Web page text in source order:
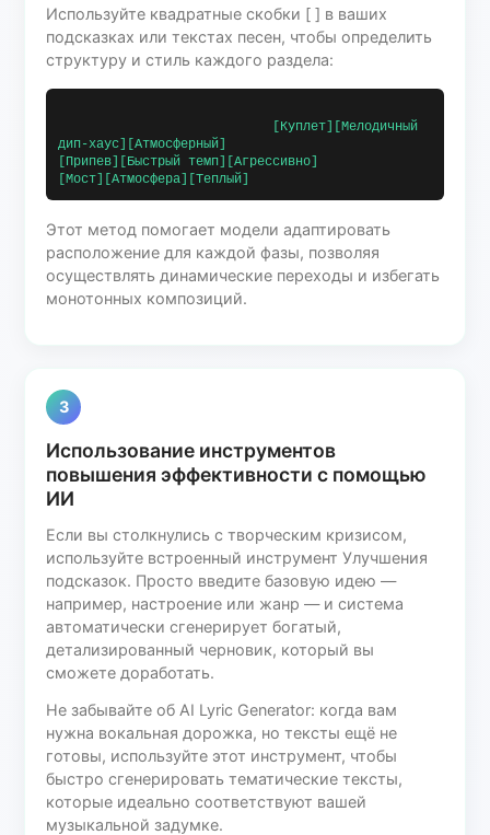
Используйте квадратные скобки [ ] в ваших
подсказках или текстах песен, чтобы определить
структуру и стиль каждого раздела:
дип-хаус][Атмосферный]
[Припев][Быстрый темп][Агрессивно]
Этот метод помогает модели адаптировать
расположение для каждой фазы, позволяя
осуществлять динамические переходы и избегать
монотонных композиций.
3
Использование инструментов
повышения эффективности с помощью
ИИ
Если вы столкнулись с творческим кризисом,
используйте встроенный инструмент Улучшения
подсказок. Просто введите базовую идею —
например, настроение или жанр — и система
автоматически сгенерирует богатый,
детализированный черновик, который вы
сможете доработать.
Не забывайте об AI Lyric Generator: когда вам
нужна вокальная дорожка, но тексты ещё не
готовы, используйте этот инструмент, чтобы
быстро сгенерировать тематические тексты,
которые идеально соответствуют вашей
музыкальной задумке.